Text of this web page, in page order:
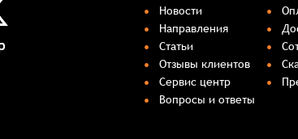
Новости
Направления
Статьи
Отзывы клиентов
Сервис центр
Вопросы и ответы